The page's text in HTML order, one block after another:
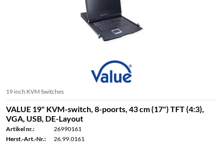
19 inch KVM Switches
VALUE 19" KVM-switch, 8-poorts, 43 cm (17") TFT (4:3),
VGA, USB, DE-Layout
Artikel nr.:
26990161
Herst.-Art.-Nr.:
26.99.0161